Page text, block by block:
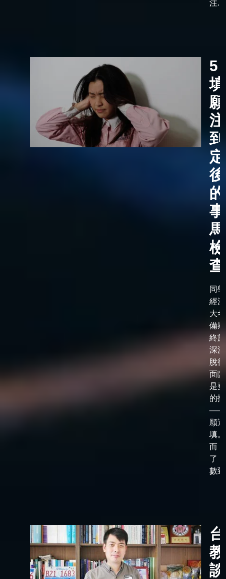
注...
5
的
檢
同
經
大
備
終
深
脫
面
是
的
——
願選
填
而
了
數